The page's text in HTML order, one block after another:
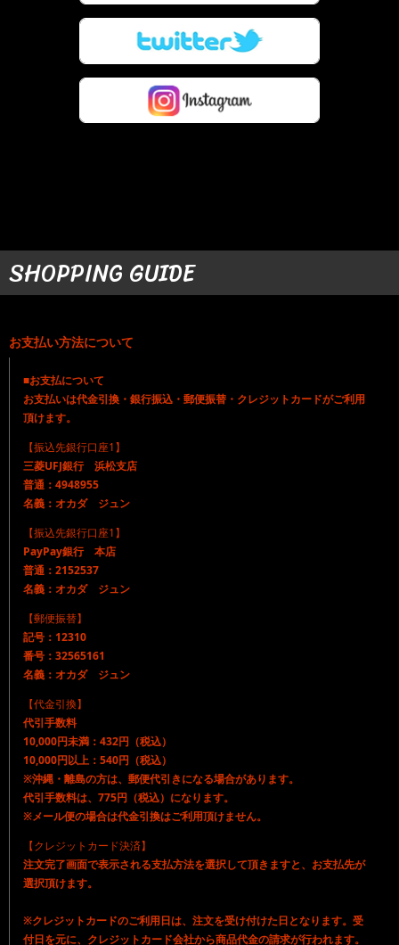
SHOPPING GUIDE
お支払い方法について
■お支払について
お支払いは代金引換・銀行振込・郵便振替・クレジットカードがご利用
頂けます。
【振込先銀行口座1】
三菱UFJ銀行 浜松支店
普通：4948955
名義：オカダ ジュン
【振込先銀行口座1】
PayPay銀行 本店
普通：2152537
名義：オカダ ジュン
【郵便振替】
記号：12310
番号：32565161
名義：オカダ ジュン
【代金引換】
代引手数料
10,000円未満：432円（税込）
10,000円以上：540円（税込）
※沖縄・離島の方は、郵便代引きになる場合があります。
代引手数料は、775円（税込）になります。
※メール便の場合は代金引換はご利用頂けません。
【クレジットカード決済】
注文完了画面で表示される支払方法を選択して頂きますと、お支払先が
選択頂けます。
※クレジットカードのご利用日は、注文を受け付けた日となります。受
付日を元に、クレジットカード会社から商品代金の請求が行われます。